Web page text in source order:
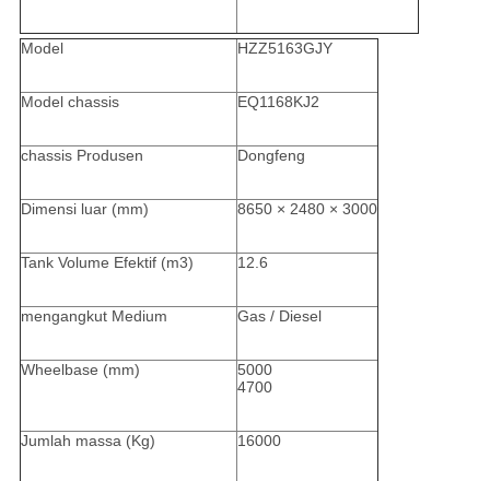
Model HZZ5163GJY
Model chassis EQ1168KJ2
chassis Produsen Dongfeng
Dimensi luar (mm) 8650 × 2480 × 3000
Tank Volume Efektif (m3) 12.6
mengangkut Medium Gas / Diesel
Wheelbase (mm)
5000
4700
Jumlah massa (Kg) 16000